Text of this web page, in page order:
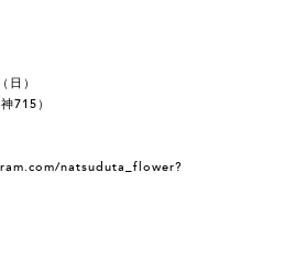
日）
715）
natsuduta_flower?